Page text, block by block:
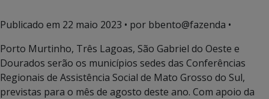
Publicado em 22 maio 2023 • por bbento@fazenda •
Porto Murtinho, Três Lagoas, São Gabriel do Oeste e
Dourados serão os municípios sedes das Conferências
Regionais de Assistência Social de Mato Grosso do Sul,
previstas para o mês de agosto deste ano. Com apoio da